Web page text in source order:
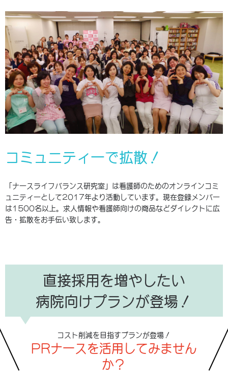
コミュニティーで拡散！
「ナースライフバランス研究室」は看護師のためのオンラインコミ
ュニティーとして2017年より活動しています。現在登録メンバー
は1500名以上。求人情報や看護師向けの商品などダイレクトに広
告・拡散をお手伝い致します。
直接採用を増やしたい
病院向けプランが登場！
コスト削減を目指すプランが登場！
PRナースを活用してみません
か？